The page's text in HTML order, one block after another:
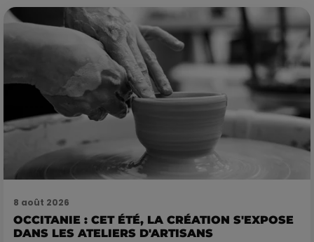
8 août 2026
OCCITANIE : CET ÉTÉ, LA CRÉATION S'EXPOSE
DANS LES ATELIERS D'ARTISANS